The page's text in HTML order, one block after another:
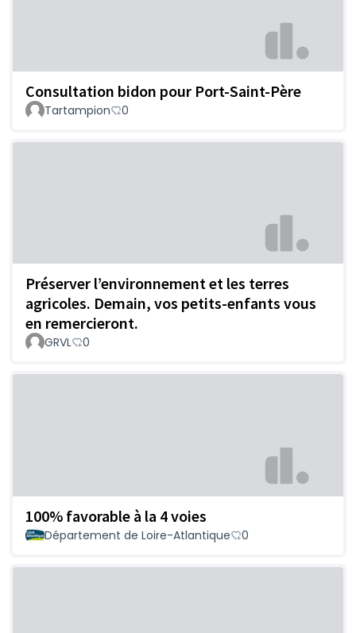
Consultation bidon pour Port-Saint-Père
Tartampion 0
Préserver l’environnement et les terres
agricoles. Demain, vos petits-enfants vous
en remercieront.
GRVL 0
100% favorable à la 4 voies
Département de Loire-Atlantique 0